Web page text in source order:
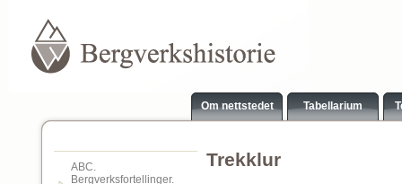
Om nettstedet Tabellarium
ABC.
Bergverksfortellinger.
Trekklur